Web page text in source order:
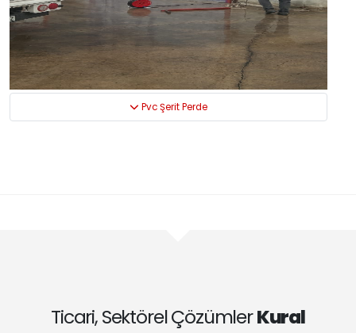
Pvc Şerit Perde
Ticari, Sektörel ÇözümlerKural